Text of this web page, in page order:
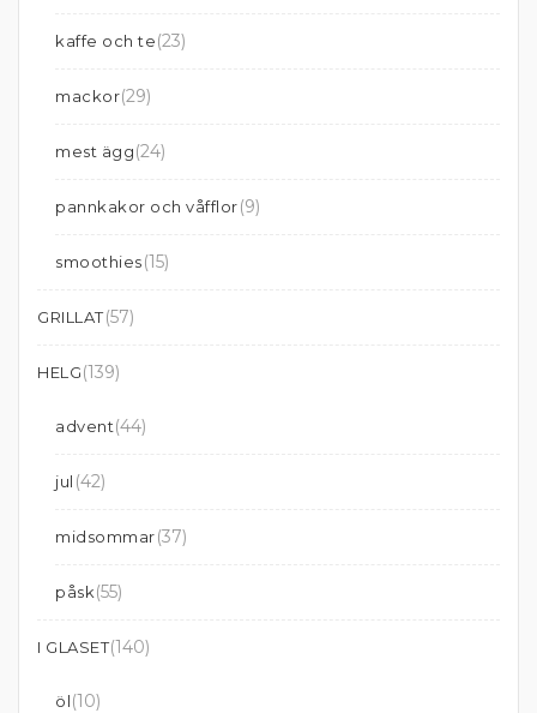
kaffe och te(23)
mackor(29)
mest ägg(24)
pannkakor och våfflor(9)
smoothies(15)
GRILLAT(57)
HELG(139)
advent(44)
jul (42)
midsommar(37)
påsk(55)
I GLASET(140)
öl(10)